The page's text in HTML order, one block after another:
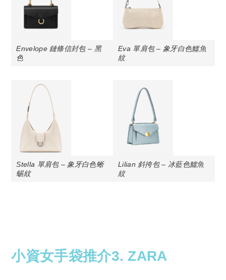
Envelope 鏈條信封包 – 黑
色
Eva 單肩包 – 象牙白色鱷魚
紋
Stella 單肩包 – 象牙白色蜥
蜴紋
Lilian 斜挎包 – 冰藍色鱷魚
紋
小資女手袋推介3. ZARA